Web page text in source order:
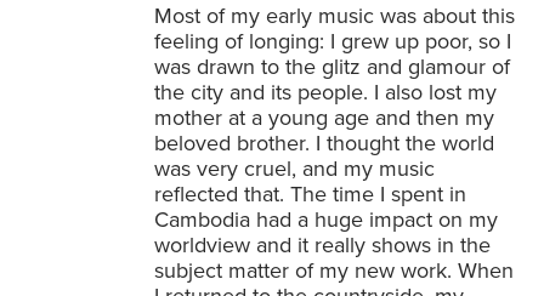
Most of my early music was about this
feeling of longing: I grew up poor, so I
was drawn to the glitz and glamour of
the city and its people. I also lost my
mother at a young age and then my
beloved brother. I thought the world
was very cruel, and my music
reflected that. The time I spent in
Cambodia had a huge impact on my
worldview and it really shows in the
subject matter of my new work. When